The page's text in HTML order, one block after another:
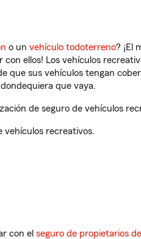
o un vehículo todoterreno? ¡El
ellos! Los vehículos
que sus vehículos tengan
que vaya.
de seguro de vehículos
vehículos recreativos.
con el seguro de propietarios